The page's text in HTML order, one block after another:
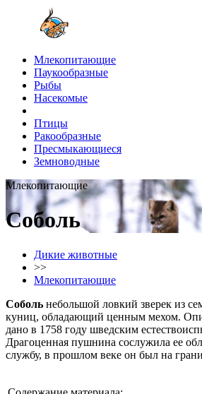
Млекопитающие
Паукообразные
Рыбы
Насекомые
Птицы
Ракообразные
Пресмыкающиеся
Земноводные
Млекопитающие
Соболь
Дикие животные
>>
Млекопитающие
Соболь небольшой ловкий зверек из
куниц, обладающий ценным мехом.
дано в 1758 году шведским
Драгоценная пушнина сослужила ее
службу, в прошлом веке он был на